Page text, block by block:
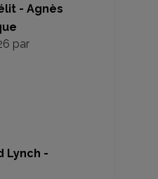
- Agnès
par
Lynch -